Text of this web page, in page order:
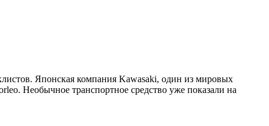
Японская компания Kawasaki, один из мировых
Необычное транспортное средство уже показали на